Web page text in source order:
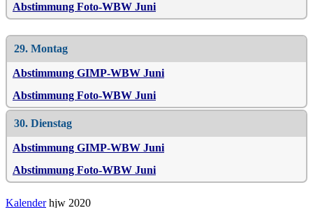
Abstimmung Foto-WBW Juni
29. Montag
Abstimmung GIMP-WBW Juni
Abstimmung Foto-WBW Juni
30. Dienstag
Abstimmung GIMP-WBW Juni
Abstimmung Foto-WBW Juni
Kalenderhjw 2020